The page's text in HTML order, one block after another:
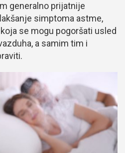
generalno prijatnije
simptoma astme,
se mogu pogoršati usled
a samim tim i